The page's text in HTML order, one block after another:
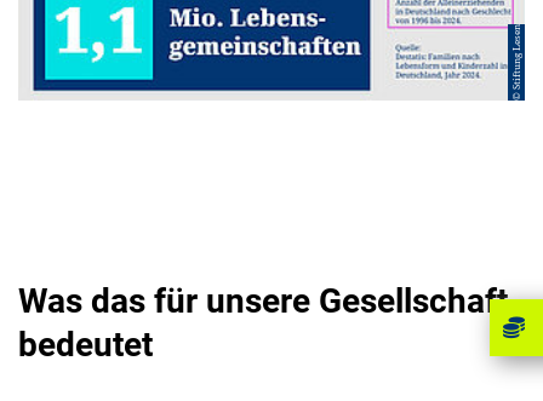
© Stiftung Lesen
Was das für unsere Gesellschaft
bedeutet